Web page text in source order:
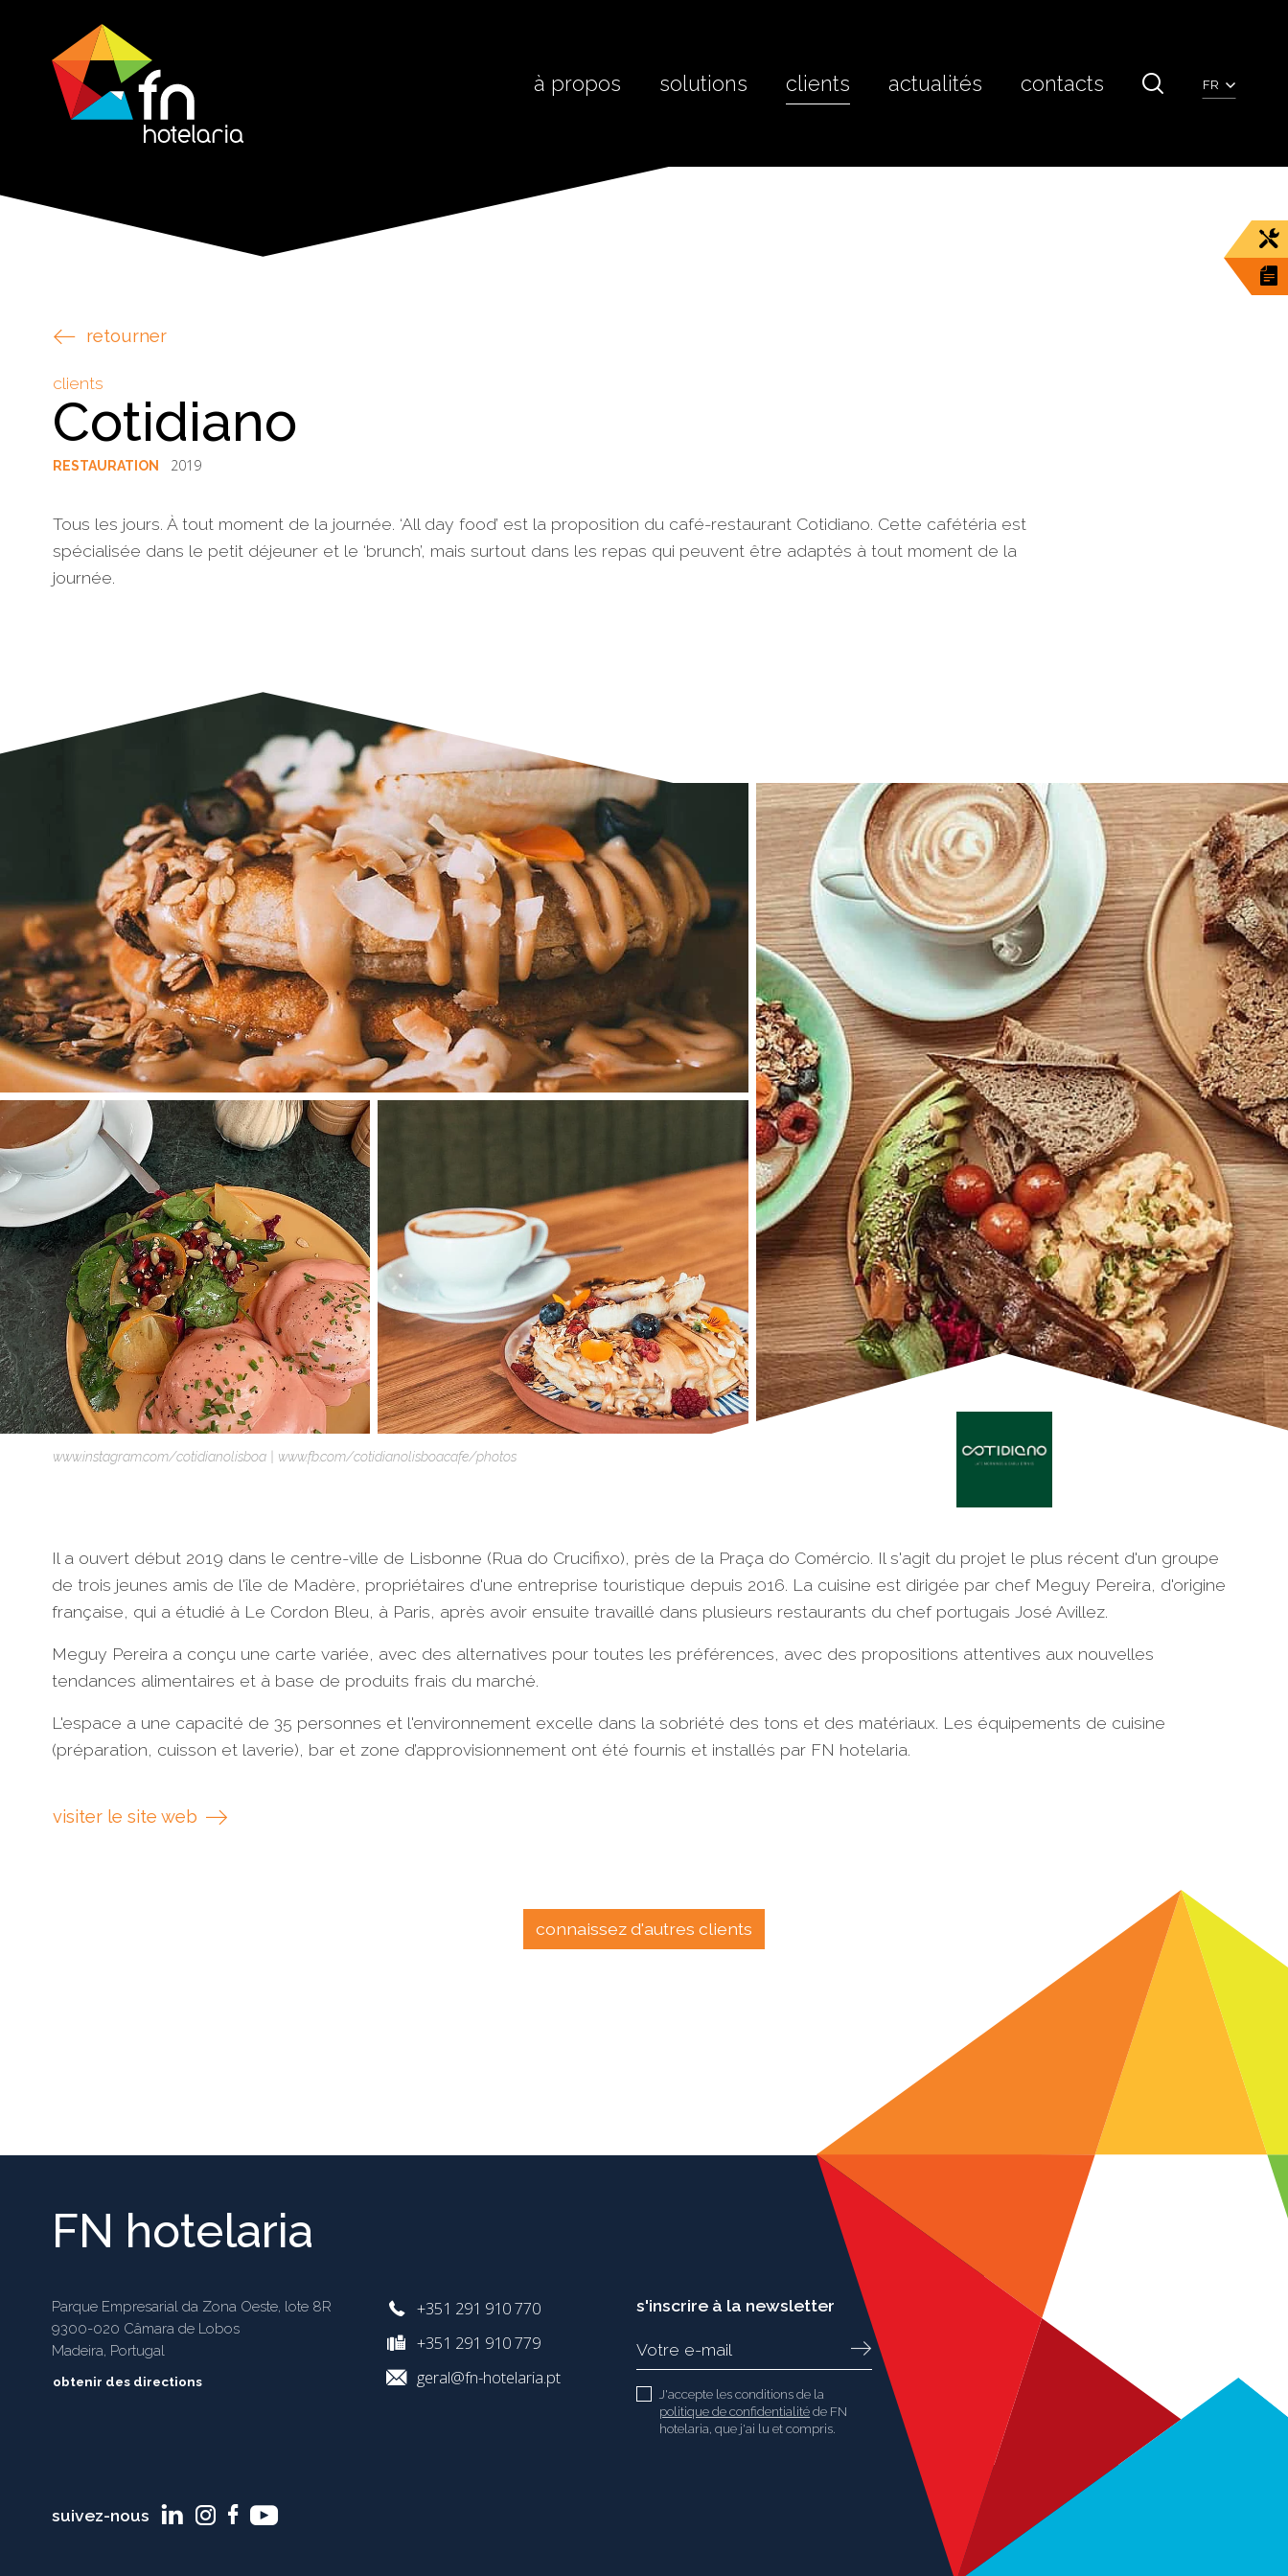
à propos solutions clients actualités contacts FR
retourner
clients
Cotidiano
RESTAURATION 2019
Tous les jours. À tout moment de la journée. ‘All day food’ est la proposition du café-restaurant Cotidiano. Cette cafétéria est
spécialisée dans le petit déjeuner et le ‘brunch’, mais surtout dans les repas qui peuvent être adaptés à tout moment de la
journée.
www.instagram.com/cotidianolisboa | www.fb.com/cotidianolisboacafe/photos
Il a ouvert début 2019 dans le centre-ville de Lisbonne (Rua do Crucifixo), près de la Praça do Comércio. Il s'agit du projet le plus récent d'un groupe
de trois jeunes amis de l'île de Madère, propriétaires d'une entreprise touristique depuis 2016. La cuisine est dirigée par chef Meguy Pereira, d'origine
française, qui a étudié à Le Cordon Bleu, à Paris, après avoir ensuite travaillé dans plusieurs restaurants du chef portugais José Avillez.
Meguy Pereira a conçu une carte variée, avec des alternatives pour toutes les préférences, avec des propositions attentives aux nouvelles
tendances alimentaires et à base de produits frais du marché.
L'espace a une capacité de 35 personnes et l'environnement excelle dans la sobriété des tons et des matériaux. Les équipements de cuisine
(préparation, cuisson et laverie), bar et zone d’approvisionnement ont été fournis et installés par FN hotelaria.
visiter le site web
connaissez d'autres clients
FN hotelaria
Parque Empresarial da Zona Oeste, lote 8R
9300-020 Câmara de Lobos
Madeira, Portugal
obtenir des directions
+351 291 910 770
+351 291 910 779
geral@fn-hotelaria.pt
s'inscrire à la newsletter
J'accepte les conditions de la
politique de confidentialitéde FN
hotelaria, que j'ai lu et compris.
suivez-nous